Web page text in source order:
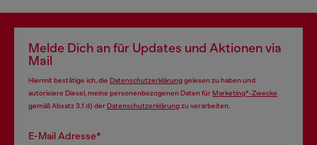
Melde Dich an für Updates und Aktionen via
Mail
Hiermit bestätige ich, die Datenschutzerklärunggelesen zu haben und
autorisiere Diesel, meine personenbezogenen Daten fürMarketing*-Zwecke
gemäß Absatz 3.1 d) derDatenschutzerklärungzu verarbeiten.
E-Mail Adresse*